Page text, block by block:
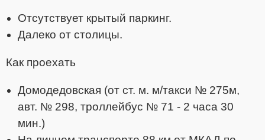
Отсутствует крытый паркинг.
Далеко от столицы.
Как проехать
Домодедовская (от ст. м. м/такси № 275м,
авт. № 298, троллейбус № 71 - 2 часа 30
мин.)